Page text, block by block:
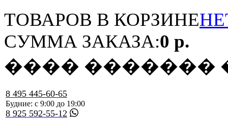
ТОВАРОВ В КОРЗИНЕ
СУММА ЗАКАЗА:0 р.
���� �������
8 495 445-60-65
Будние: с 9:00 до 19:00
8 925 592-55-12